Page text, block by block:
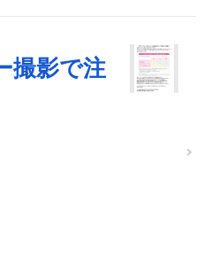
撮影で注